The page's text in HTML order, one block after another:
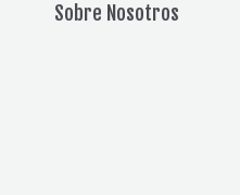
Sobre Nosotros